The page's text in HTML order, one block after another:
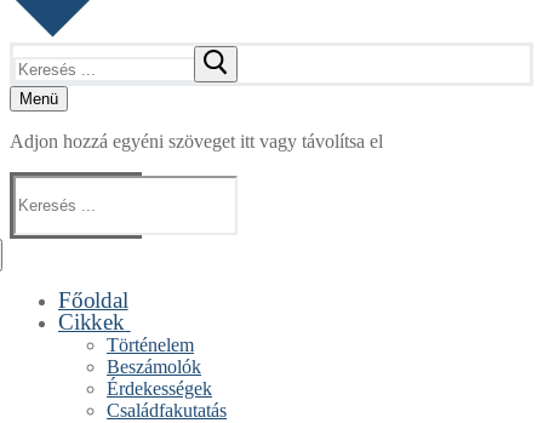
Menü
Adjon hozzá egyéni szöveget itt vagy távolítsa el
Keresése:
Főoldal
Cikkek
Történelem
Beszámolók
Érdekességek
Családfakutatás